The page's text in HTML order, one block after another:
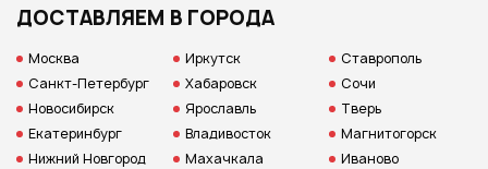
ДОСТАВЛЯЕМ В ГОРОДА
Москва
Санкт-Петербург
Новосибирск
Екатеринбург
Нижний Новгород
Иркутск
Хабаровск
Ярославль
Владивосток
Махачкала
Ставрополь
Сочи
Тверь
Магнитогорск
Иваново